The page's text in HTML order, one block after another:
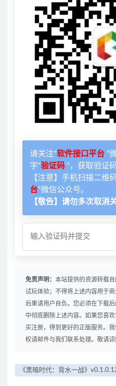
请关注“软件接口平台 ”
字“验证码 ”，获取验证码
【注意】手机扫描二维
台”微信公众号。
【敬告】请勿多次取消
免责声明： 本站提供的资源转载
试玩体验；不得将上述内容用于
后果请用户自负。您必须在下载
中彻底删除上述内容。如果您喜
买注册，得到更好的正版服务。
权请邮件与我们联系处理。敬请
《黑暗时代：背水一战》